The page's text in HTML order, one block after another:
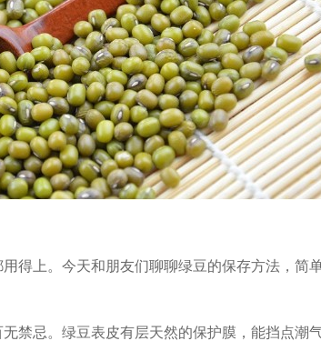
得上。今天和朋友们聊聊绿豆的保存方法，简
禁忌。绿豆表皮有层天然的保护膜，能挡点潮